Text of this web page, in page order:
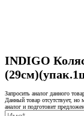
INDIGO
Запросить аналог данного
Данный товар отсутствует,
аналог и подготовит